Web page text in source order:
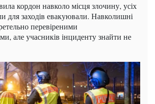
кордон навколо місця злочину, усіх
для заходів евакуювали. Навколишні
перевіреними
але учасників інциденту знайти не